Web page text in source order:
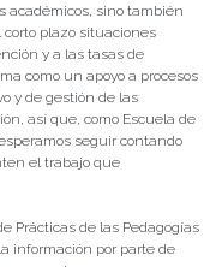
académicos, sino también
plazo situaciones
y a las tasas de
como un apoyo a procesos
y de gestión de las
así que, como Escuela de
seguir contando
el trabajo que
Prácticas de las Pedagogías
información por parte de